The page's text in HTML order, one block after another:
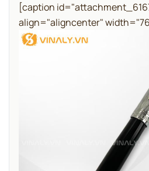
[caption
align="aligncenter"